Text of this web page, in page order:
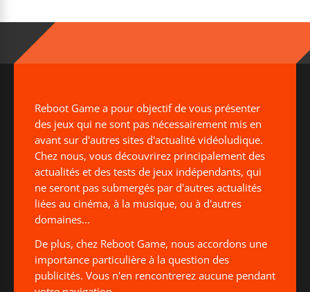
Reboot Game a pour objectif de vous présenter
des jeux qui ne sont pas nécessairement mis en
avant sur d'autres sites d'actualité vidéoludique.
Chez nous, vous découvrirez principalement des
actualités et des tests de jeux indépendants, qui
ne seront pas submergés par d'autres actualités
liées au cinéma, à la musique, ou à d'autres
domaines...
De plus, chez Reboot Game, nous accordons une
importance particulière à la question des
publicités. Vous n'en rencontrerez aucune pendant